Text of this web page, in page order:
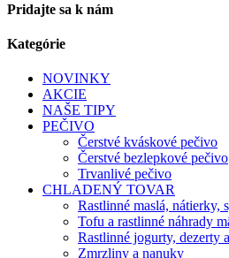
Pridajte sa k nám
Kategórie
NOVINKY
AKCIE
NAŠE TIPY
PEČIVO
Čerstvé kváskové pečivo
Čerstvé bezlepkové pečivo
Trvanlivé pečivo
CHLADENÝ TOVAR
Rastlinné maslá, nátierky,
Tofu a rastlinné náhrady
Rastlinné jogurty, dezerty
Zmrzliny a nanuky